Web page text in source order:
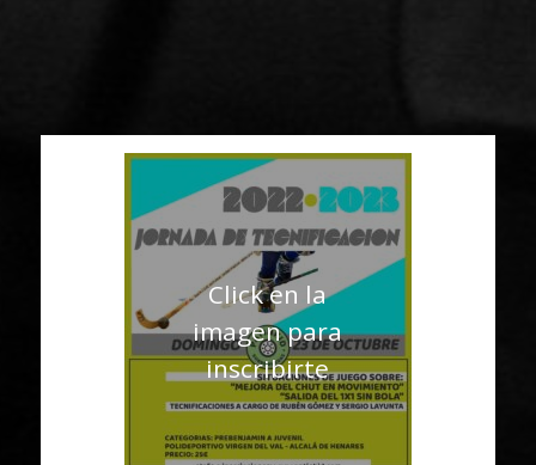
Click en la
imagen para
inscribirte